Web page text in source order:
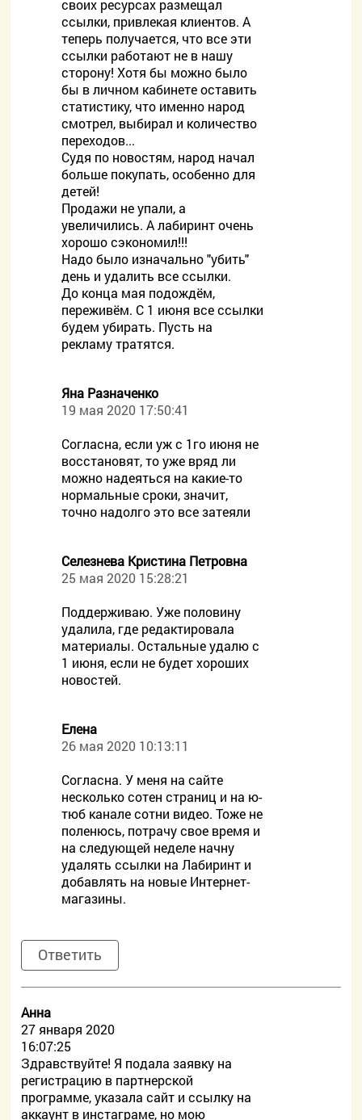
своих ресурсах размещал
ссылки, привлекая клиентов. А
теперь получается, что все эти
ссылки работают не в нашу
сторону! Хотя бы можно было
бы в личном кабинете оставить
статистику, что именно народ
смотрел, выбирал и количество
переходов...
Судя по новостям, народ начал
больше покупать, особенно для
детей!
Продажи не упали, а
увеличились. А лабиринт очень
хорошо сэкономил!!!
Надо было изначально "убить"
день и удалить все ссылки.
До конца мая подождём,
переживём. С 1 июня все ссылки
будем убирать. Пусть на
рекламу тратятся.
Яна Разначенко
19 мая 2020 17:50:41
Согласна, если уж с 1го июня не
восстановят, то уже вряд ли
можно надеяться на какие-то
нормальные сроки, значит,
точно надолго это все затеяли
Селезнева Кристина Петровна
25 мая 2020 15:28:21
Поддерживаю. Уже половину
удалила, где редактировала
материалы. Остальные удалю с
1 июня, если не будет хороших
новостей.
Елена
26 мая 2020 10:13:11
Согласна. У меня на сайте
несколько сотен страниц и на ю-
тюб канале сотни видео. Тоже не
поленюсь, потрачу свое время и
на следующей неделе начну
удалять ссылки на Лабиринт и
добавлять на новые Интернет-
магазины.
Ответить
Анна
27 января 2020
16:07:25
Здравствуйте! Я подала заявку на
регистрацию в партнерской
программе, указала сайт и ссылку на
аккаунт в инстаграме, но мою